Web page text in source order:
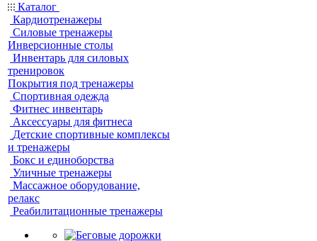
Каталог
Кардиотренажеры
Силовые тренажеры
Инверсионные столы
Инвентарь для силовых
тренировок
Покрытия под тренажеры
Спортивная одежда
Фитнес инвентарь
Аксессуары для фитнеса
Детские спортивные комплексы
и тренажеры
Бокс и единоборства
Уличные тренажеры
Массажное оборудование,
релакс
Реабилитационные тренажеры